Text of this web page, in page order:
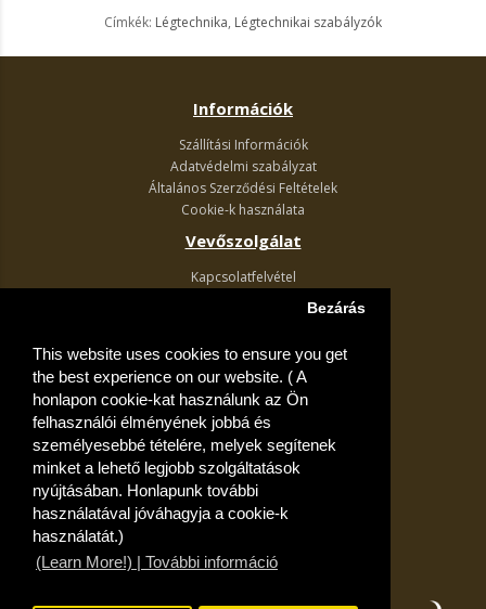
This website uses cookies to ensure you get
the best experience on our website. ( A
honlapon cookie-kat használunk az Ön
felhasználói élményének jobbá és
személyesebbé tételére, melyek segítenek
minket a lehető legjobb szolgáltatások
nyújtásában. Honlapunk további
használatával jóváhagyja a cookie-k
használatát.)
(Learn More!) | További információ
Bezárás
Címkék: Légtechnika, Légtechnikai szabályzók
Információk
Szállítási Információk
Adatvédelmi szabályzat
Általános Szerződési Feltételek
Cookie-k használata
Vevőszolgálat
Kapcsolatfelvétel
Akciós ajánlatok
Fiók
Kívánságlista